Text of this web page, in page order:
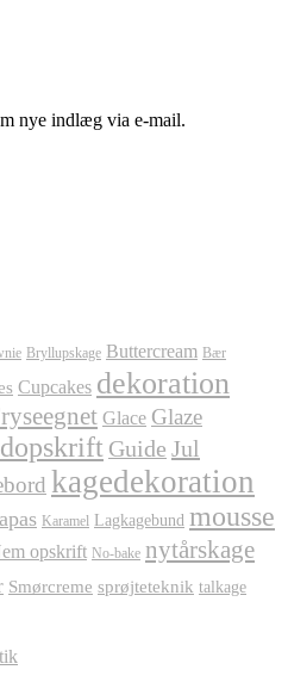
nye indlæg via e-mail.
Bryllupskage Buttercream Bær
Cupcakes dekoration
Glace Glaze
Guide Jul
kagedekoration
Karamel Lagkagebund mousse
opskrift No-bake nytårskage
Smørcreme sprøjteteknik talkage